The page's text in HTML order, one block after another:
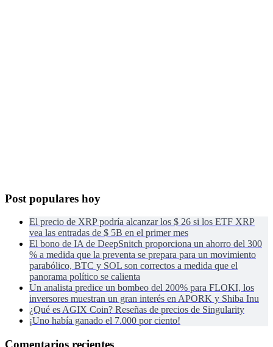
Post populares hoy
El precio de XRP podría alcanzar los $ 26 si los ETF XRP
vea las entradas de $ 5B en el primer mes
El bono de IA de DeepSnitch proporciona un ahorro del 300
% a medida que la preventa se prepara para un movimiento
parabólico, BTC y SOL son correctos a medida que el
panorama político se calienta
Un analista predice un bombeo del 200% para FLOKI, los
inversores muestran un gran interés en APORK y Shiba Inu
¿Qué es AGIX Coin? Reseñas de precios de Singularity
¡Uno había ganado el 7.000 por ciento!
Comentarios recientes